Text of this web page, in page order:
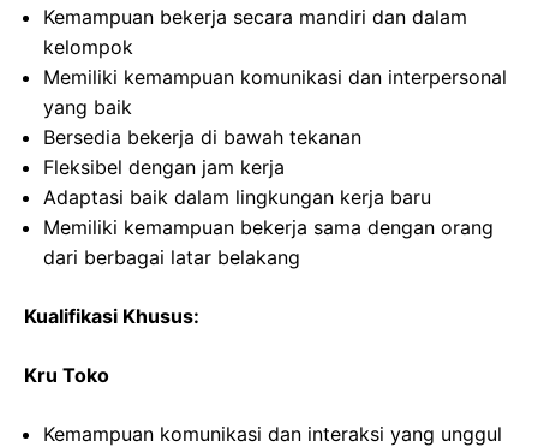
Kemampuan bekerja secara mandiri dan dalam
kelompok
Memiliki kemampuan komunikasi dan interpersonal
yang baik
Bersedia bekerja di bawah tekanan
Fleksibel dengan jam kerja
Adaptasi baik dalam lingkungan kerja baru
Memiliki kemampuan bekerja sama dengan orang
dari berbagai latar belakang
Kualifikasi Khusus:
Kru Toko
Kemampuan komunikasi dan interaksi yang unggul